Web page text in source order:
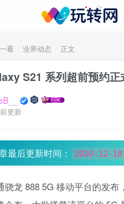
看 业界动态 正文
S21 系列超前预约正
更新
最后更新时间： 2020-12-
骁龙 888 5G 移动平台的发布